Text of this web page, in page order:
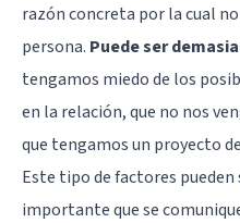
razón concreta por la cual
persona. Puede ser
tengamos miedo de los
en la relación, que no nos
que tengamos un proyecto
Este tipo de factores pueden
importante que se